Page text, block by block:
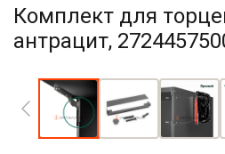
Комплект для
антрацит,